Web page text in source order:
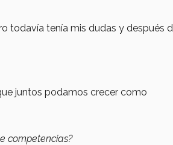
todavía tenía mis dudas y después
juntos podamos crecer como
competencias?